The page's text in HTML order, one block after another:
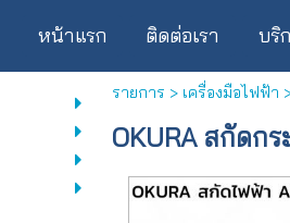
หน้าแรก ติดต่อเรา บริ
รายการ > เครื่องมือไฟฟ้า
OKURA สกัดก